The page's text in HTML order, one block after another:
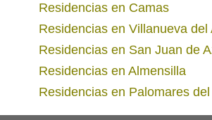
Residencias en Camas
Residencias en Villanueva del
Residencias en San Juan de
Residencias en Almensilla
Residencias en Palomares